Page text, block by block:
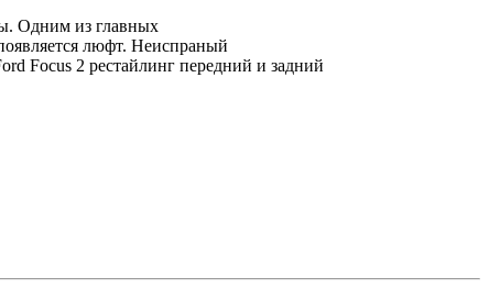
Одним из главных
люфт. Неиспраный
Focus 2 рестайлинг передний и задний